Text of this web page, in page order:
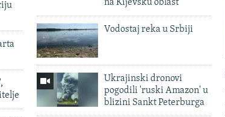
na Kijevsku oblast
Vodostaj reka u Srbiji
Ukrajinski dronovi
pogodili 'ruski Amazon' u
blizini Sankt Peterburga